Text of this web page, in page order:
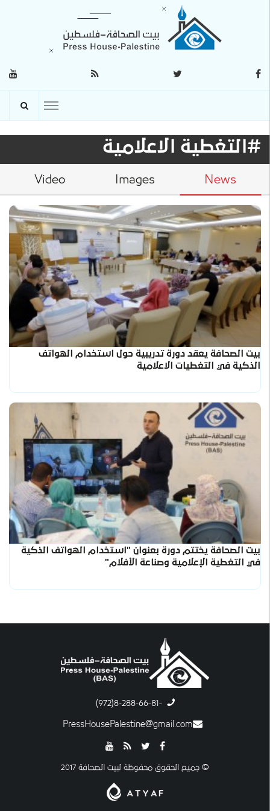
#التغطية الاعلامية
News
Images
Video
بيت الصحافة يعقد دورة تدريبية حول استخدام الهواتف
الذكية في التغطيات الاعلامية
بيت الصحافة يختتم دورة بعنوان "استخدام الهواتف الذكية
في التغطية الإعلامية وصناعة الأفلام"
-8-288-66-81(972)
PressHousePalestine@gmail.com
© جميع الحقوق محفوظة لبيت الصحافة 2017